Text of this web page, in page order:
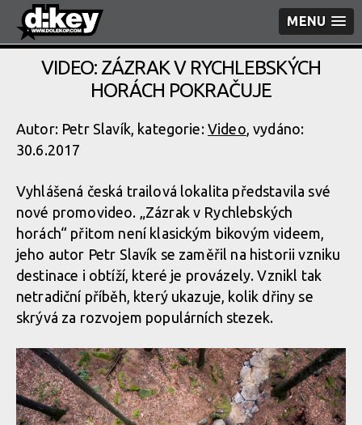
MENU
VIDEO: ZÁZRAK V RYCHLEBSKÝCH
HORÁCH POKRAČUJE
Autor: Petr Slavík, kategorie: Video, vydáno:
30.6.2017
Vyhlášená česká trailová lokalita představila své
nové promovideo. „Zázrak v Rychlebských
horách“ přitom není klasickým bikovým videem,
jeho autor Petr Slavík se zaměřil na historii vzniku
destinace i obtíží, které je provázely. Vznikl tak
netradiční příběh, který ukazuje, kolik dřiny se
skrývá za rozvojem populárních stezek.